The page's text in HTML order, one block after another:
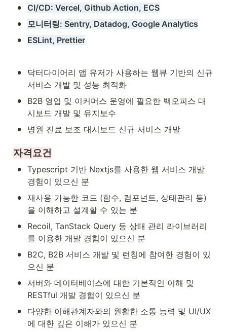
• CI/CD: Vercel, Github Action, ECS
• 모니터링: Sentry, Datadog, Google Analytics
• ESLint, Prettier
•
닥터다이어리 앱 유저가 사용하는 웹뷰 기반의 신규
서비스 개발 및 성능 최적화
•
B2B 영업 및 이커머스 운영에 필요한 백오피스 대
시보드 개발 및 유지보수
• 병원 진료 보조 대시보드 신규 서비스 개발
자격요건
• Typescript 기반 Nextjs를 사용한 웹 서비스 개발
경험이 있으신 분
• 재사용 가능한 코드 (함수, 컴포넌트, 상태관리 등)
을 이해하고 설계할 수 있는 분
•
Recoil, TanStack Query 등 상태 관리 라이브러리
를 이용한 개발 경험이 있으신 분
•
B2C, B2B 서비스 개발 및 런칭에 참여한 경험이 있
으신 분
• 서버와 데이터베이스에 대한 기본적인 이해 및
RESTful 개발 경험이 있으신 분
•
다양한 이해관계자와의 원활한 소통 능력 및 UI/UX
에 대한 깊은 이해가 있으신 분